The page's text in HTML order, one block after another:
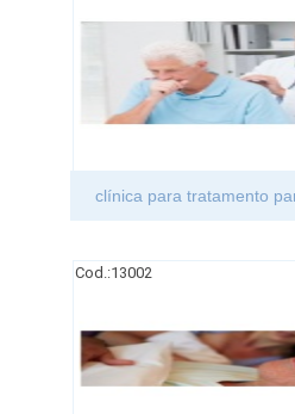
clínica para tratamento
Cod.:13002